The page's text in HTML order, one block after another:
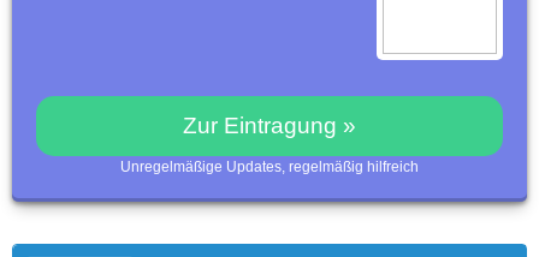
Zur Eintragung »
Unregelmäßige Updates, regelmäßig hilfreich